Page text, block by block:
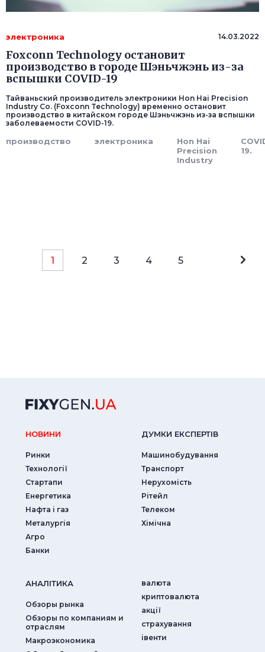
электроника 14.03.2022
Foxconn Technology остановит
производство в городе Шэньчжэнь из-за
вспышки COVID-19
Тайваньский производитель электроники Hon Hai Precision
Industry Co. (Foxconn Technology) временно остановит
производство в китайском городе Шэньчжэнь из-за вспышки
заболеваемости COVID-19.
производство электроника
Hon Hai
Precision
Industry
19.
1 2 3 4 5
НОВИНИ
Ринки
Технології
Стартапи
Енергетика
Нафта і газ
Металургія
Агро
Банки
ДУМКИ ЕКСПЕРТIВ
Машинобудування
Транспорт
Нерухомість
Рітейл
Телеком
Хімічна
АНАЛIТИКА
Обзоры рынка
Обзоры по компаниям и
отраслям
Макроэкономика
валюта
криптовалюта
акції
страхування
iвенти